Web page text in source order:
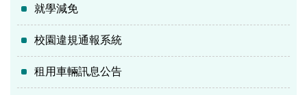
就學減免
校園違規通報系統
租用車輛訊息公告